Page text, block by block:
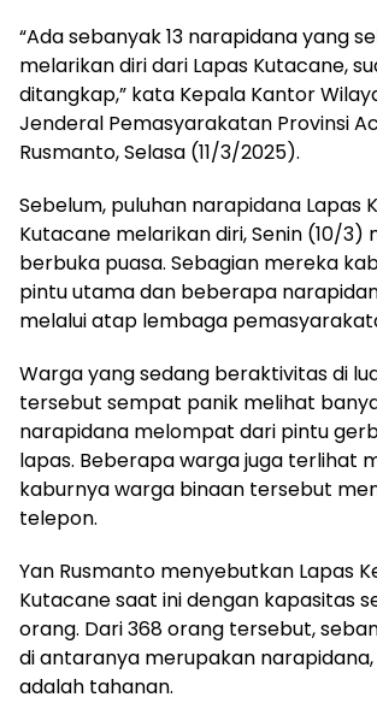
“Ada sebanyak 13 narapidana yang
melarikan diri dari Lapas Kutacane,
ditangkap,” kata Kepala Kantor
Jenderal Pemasyarakatan Provinsi
Rusmanto, Selasa (11/3/2025).
Sebelum, puluhan narapidana Lapas
Kutacane melarikan diri, Senin (10/3)
berbuka puasa. Sebagian mereka
pintu utama dan beberapa
melalui atap lembaga
Warga yang sedang beraktivitas di
tersebut sempat panik melihat
narapidana melompat dari pintu
lapas. Beberapa warga juga terlihat
kaburnya warga binaan tersebut
telepon.
Yan Rusmanto menyebutkan Lapas
Kutacane saat ini dengan kapasitas
orang. Dari 368 orang tersebut,
di antaranya merupakan
adalah tahanan.